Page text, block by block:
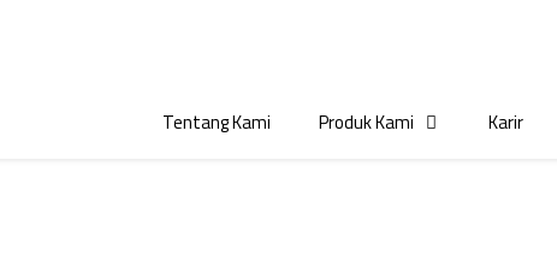
Tentang Kami Produk Kami Karir